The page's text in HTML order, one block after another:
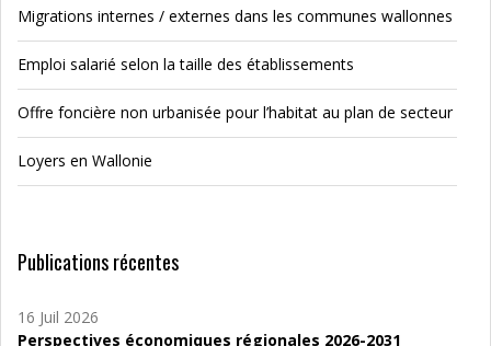
Migrations internes / externes dans les communes wallonnes
Emploi salarié selon la taille des établissements
Offre foncière non urbanisée pour l’habitat au plan de secteur
Loyers en Wallonie
Publications récentes
16 Juil 2026
Perspectives économiques régionales 2026-2031